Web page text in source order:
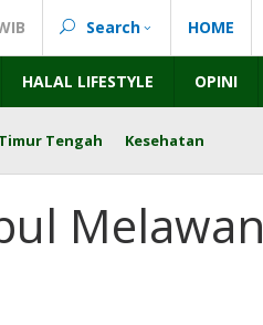
Search HOME
HALAL LIFESTYLE OPINI
Timur Tengah Kesehatan
Melawan